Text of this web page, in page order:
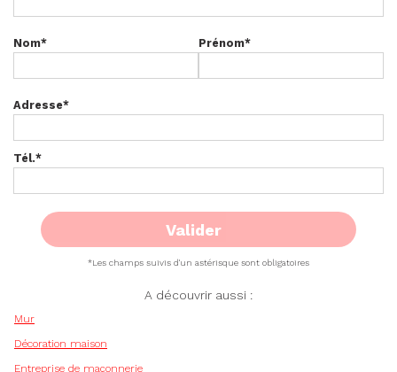
Nom* Prénom*
Adresse*
Tél.*
*Les champs suivis d'un astérisque sont obligatoires
A découvrir aussi :
Mur
Décoration maison
Entreprise de maçonnerie